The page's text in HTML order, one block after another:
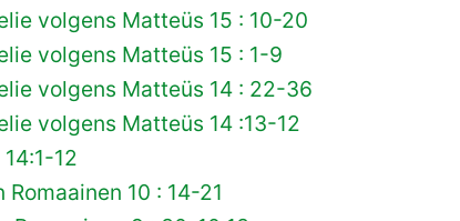
volgens Matteüs 15 : 10-20
volgens Matteüs 15 : 1-9
volgens Matteüs 14 : 22-36
volgens Matteüs 14 :13-12
12
10 : 14-21